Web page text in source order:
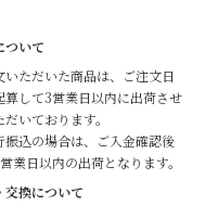
ついて
いただいた商品は、ご注文日
算して3営業日以内に出荷させ
だいております。
込の場合は、ご入金確認後
業日以内の出荷となります。
交換について